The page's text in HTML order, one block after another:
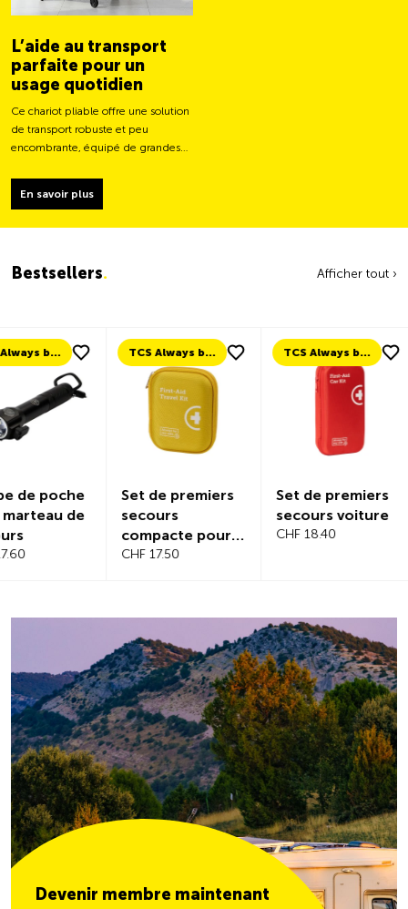
L’aide au transport
parfaite pour un
usage quotidien
Ce chariot pliable offre une solution
de transport robuste et peu
encombrante, équipé de grandes
En savoir plus
Bestsellers. Afficher tout ›
TCS Always by my side
Set de premiers
secours
compacte pour
TCS Always by my side
Set de premiers
secours voiture
CHF 18.40
pare-
Devenir membre maintenant